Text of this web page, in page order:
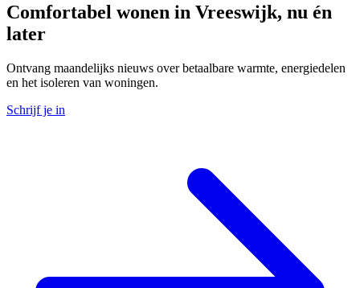
Comfortabel wonen in Vreeswijk, nu én
later
Ontvang maandelijks nieuws over betaalbare warmte, energiedelen
en het isoleren van woningen.
Schrijf je in